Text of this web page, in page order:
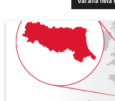
importa più del 60% delle
a un aumento generale dei
prezzi dovuto alla crescita
di domanda di mangime
da parte degli allevatori, al
calo di pescosità dei mari,
al limite di espansione del
suolo agricolo e infine ai